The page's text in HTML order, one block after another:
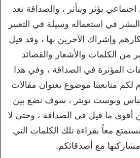
يؤثر ويتأثر ، والصداقة تعد
في استعماله وسيلة في التعبير
وإشراك الآخرين بها ، وقد قيل
من الكلمات والأشعار والقصائد
المؤثرة في الصداقة ، وفي هذا
لكم متابعينا موضوع بعنوان مقالات
50 اقتباس وبوست تويتر ، سوف نضع بين
أقوى ما قيل في الصداقة ، وحتى لا
معاً بقراءة تلك الكلمات التي
مع أصدقائكم.